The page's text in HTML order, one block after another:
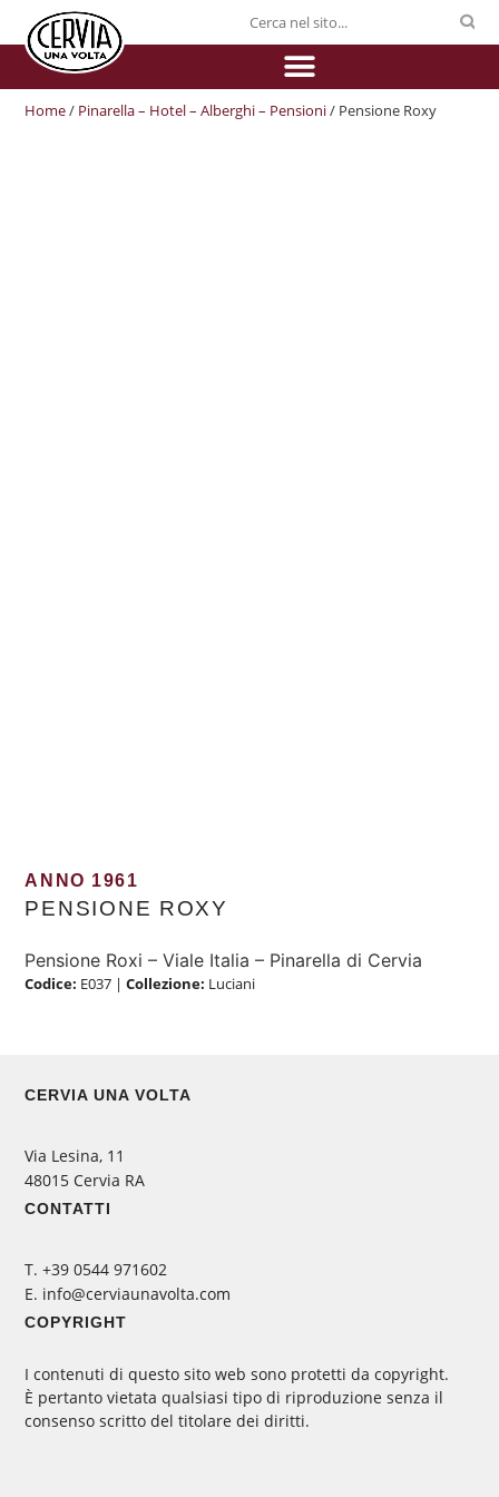
Home/ Pinarella – Hotel – Alberghi – Pensioni/ Pensione Roxy
ANNO 1961
PENSIONE ROXY
Pensione Roxi – Viale Italia – Pinarella di Cervia
Codice: E037 |Collezione: Luciani
CERVIA UNA VOLTA
Via Lesina, 11
48015 Cervia RA
CONTATTI
‭T. +39 0544 971602
E. info@cerviaunavolta.com
COPYRIGHT
I contenuti di questo sito web sono protetti da copyright.
È pertanto vietata qualsiasi tipo di riproduzione senza il
consenso scritto del titolare dei diritti.